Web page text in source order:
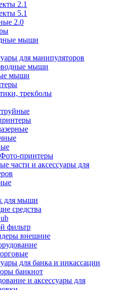
2.1
5.1
2.0
мыши
для манипуляторов
мыши
мыши
трекболы
принтеры
части и аксессуары для
для мыши
средства
фильтр
внешние
для банка и инкассации
банкнот
и аксессуары для